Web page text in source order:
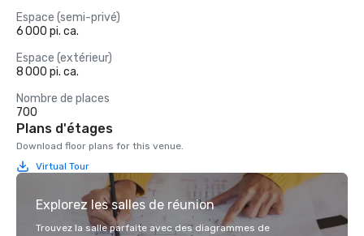
Espace (semi-privé)
6 000 pi. ca.
Espace (extérieur)
8 000 pi. ca.
Nombre de places
700
Plans d'étages
Download floor plans for this venue.
Virtual Tour
Explorez les salles de réunion
Trouvez la salle parfaite avec des diagrammes de